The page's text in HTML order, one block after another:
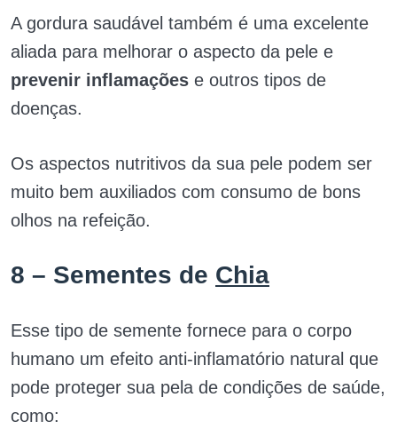
A gordura saudável também é uma excelente
aliada para melhorar o aspecto da pele e
prevenir inflamações e outros tipos de
doenças.
Os aspectos nutritivos da sua pele podem ser
muito bem auxiliados com consumo de bons
olhos na refeição.
8 – Sementes de Chia
Esse tipo de semente fornece para o corpo
humano um efeito anti-inflamatório natural que
pode proteger sua pela de condições de saúde,
como: